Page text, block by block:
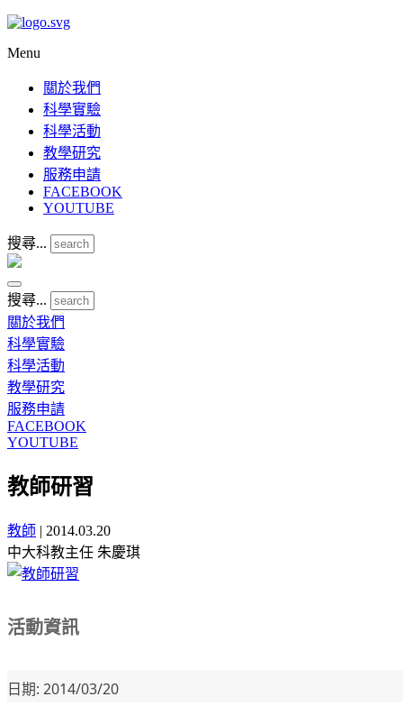
Menu
關於我們
科學實驗
科學活動
教學研究
服務申請
FACEBOOK
YOUTUBE
搜尋...
搜尋...
關於我們
科學實驗
科學活動
教學研究
服務申請
FACEBOOK
YOUTUBE
教師研習
教師 | 2014.03.20
中大科教主任 朱慶琪
活動資訊
日期: 2014/03/20